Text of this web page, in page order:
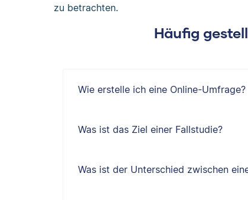
zu betrachten.
Häufig
Wie erstelle ich eine Online-Umfrage?
Was ist das Ziel einer Fallstudie?
Was ist der Unterschied zwischen